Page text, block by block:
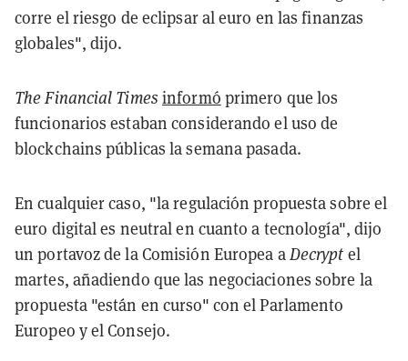
corre el riesgo de eclipsar al euro en las finanzas
globales", dijo.
The Financial Times informó primero que los
funcionarios estaban considerando el uso de
blockchains públicas la semana pasada.
En cualquier caso, "la regulación propuesta sobre el
euro digital es neutral en cuanto a tecnología", dijo
un portavoz de la Comisión Europea aDecrypt el
martes, añadiendo que las negociaciones sobre la
propuesta "están en curso" con el Parlamento
Europeo y el Consejo.